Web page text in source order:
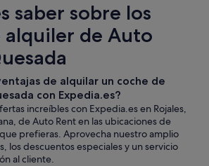
saber sobre los
alquiler de Auto
de alquilar un coche de
con Expedia.es?
increíbles con Expedia.es en Rojales,
de Auto Rent en las ubicaciones de
prefieras. Aprovecha nuestro amplio
los descuentos especiales y un servicio
al cliente.